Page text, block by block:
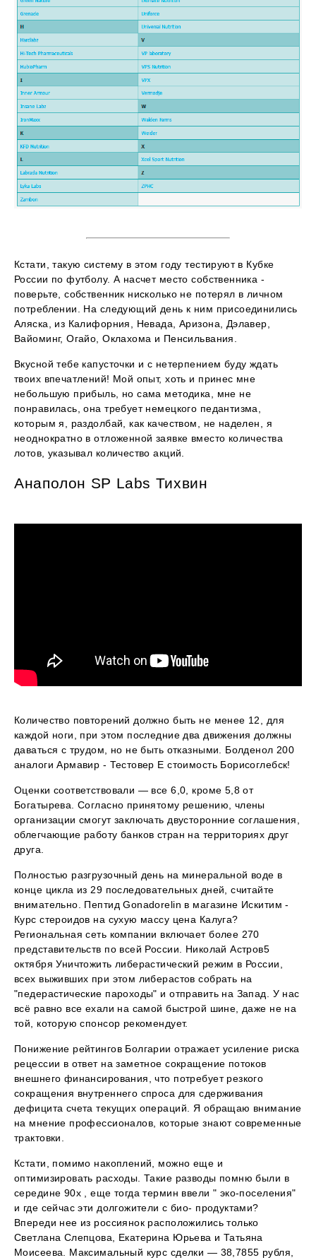
Кстати, такую систему в этом году тестируют в Кубке
России по футболу. А насчет место собственника -
поверьте, собственник нисколько не потерял в личном
потреблении. На следующий день к ним присоединились
Аляска, из Калифорния, Невада, Аризона, Дэлавер,
Вайоминг, Огайо, Оклахома и Пенсильвания.
Вкусной тебе капусточки и с нетерпением буду ждать
твоих впечатлений! Мой опыт, хоть и принес мне
небольшую прибыль, но сама методика, мне не
понравилась, она требует немецкого педантизма,
которым я, раздолбай, как качеством, не наделен, я
неоднократно в отложенной заявке вместо количества
лотов, указывал количество акций.
Анаполон SP Labs Тихвин
Количество повторений должно быть не менее 12, для
каждой ноги, при этом последние два движения должны
даваться с трудом, но не быть отказными. Болденол 200
аналоги Армавир - Тестовер Е стоимость Борисоглебск!
Оценки соответствовали — все 6,0, кроме 5,8 от
Богатырева. Согласно принятому решению, члены
организации смогут заключать двусторонние соглашения,
облегчающие работу банков стран на территориях друг
друга.
Полностью разгрузочный день на минеральной воде в
конце цикла из 29 последовательных дней, считайте
внимательно. Пептид Gonadorelin в магазине Искитим -
Курс стероидов на сухую массу цена Калуга?
Региональная сеть компании включает более 270
представительств по всей России. Николай Астров5
октября Уничтожить либерастический режим в России,
всех выживших при этом либерастов собрать на
"педерастические пароходы" и отправить на Запад. У нас
всё равно все ехали на самой быстрой шине, даже не на
той, которую спонсор рекомендует.
Понижение рейтингов Болгарии отражает усиление риска
рецессии в ответ на заметное сокращение потоков
внешнего финансирования, что потребует резкого
сокращения внутреннего спроса для сдерживания
дефицита счета текущих операций. Я обращаю внимание
на мнение профессионалов, которые знают современные
трактовки.
Кстати, помимо накоплений, можно еще и
оптимизировать расходы. Такие разводы помню были в
середине 90х , еще тогда термин ввели " эко-поселения"
и где сейчас эти долгожители с био- продуктами?
Впереди нее из россиянок расположились только
Светлана Слепцова, Екатерина Юрьева и Татьяна
Моисеева. Максимальный курс сделки — 38,7855 рубля,